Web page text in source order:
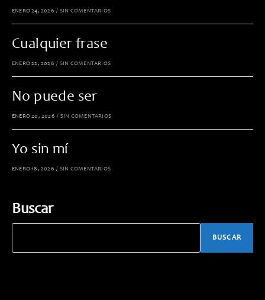
ENERO 24, 2026 / SIN COMENTARIOS
Cualquier frase
ENERO 22, 2026 / SIN COMENTARIOS
No puede ser
ENERO 20, 2026 / SIN COMENTARIOS
Yo sin mí
ENERO 18, 2026 / SIN COMENTARIOS
Buscar
BUSCAR